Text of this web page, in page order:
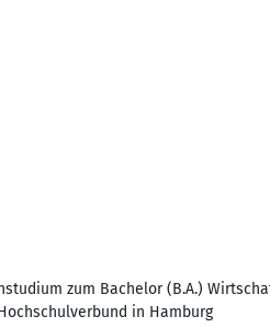
zum Bachelor (B.A.)
in Hamburg